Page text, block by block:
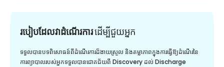
របៀបដែលវាដំណើរការដើម្បី​ជួយ​អ្នក
ទទួលបានបទពិសោធន៍ពីដំណើរការដ៏ងាយស្រួល និងតម្លាភាពក្នុងការធ្វើឱ្យដំណើរនៃ
ការព្យាបាលរបស់អ្នកទទួលបានជោគជ័យពី Discovery ដល់ Discharge